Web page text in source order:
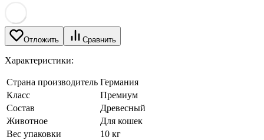
Отложить Сравнить
Характеристики:
Страна производитель Германия
Класс
Премиум
Состав
Древесный
Животное
Для кошек
Вес упаковки
10 кг